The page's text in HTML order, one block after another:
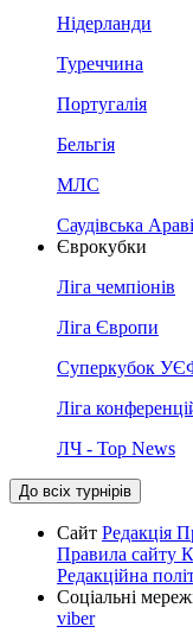
Нідерланди
Туреччина
Португалія
Бельгія
МЛС
Саудівська
Єврокубки
Ліга чемпіонів
Ліга Європи
Суперкубок
Ліга
ЛЧ - Top News
До всіх турнірів
Сайт Редакція
Правила сайту
Редакційна
Соціальні
viber